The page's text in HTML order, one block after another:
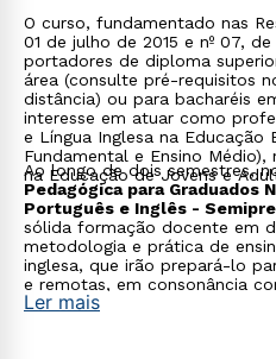
O curso, fundamentado nas
01 de julho de 2015 e nº 07,
portadores de diploma
área (consulte pré-requisitos
distância) ou para bacharéis
interesse em atuar como
e Língua Inglesa na Educação
Fundamental e Ensino
na Educação de Jovens e
Ao longo de dois semestres,
Pedagógica para Graduados
Português e Inglês -
sólida formação docente em
metodologia e prática de
inglesa, que irão prepará-lo
e remotas, em consonância
compromissos da nossa
Ler mais